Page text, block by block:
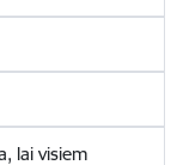
lai visiem